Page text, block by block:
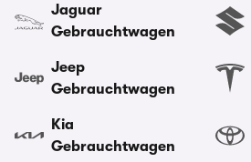
Jaguar
Gebrauchtwagen
Jeep
Gebrauchtwagen
Kia
Gebrauchtwagen